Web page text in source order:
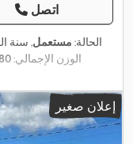
اتصل
الحالة: مستعمل, سنة
الوزن الإجمالي:
,
إعلان صغير